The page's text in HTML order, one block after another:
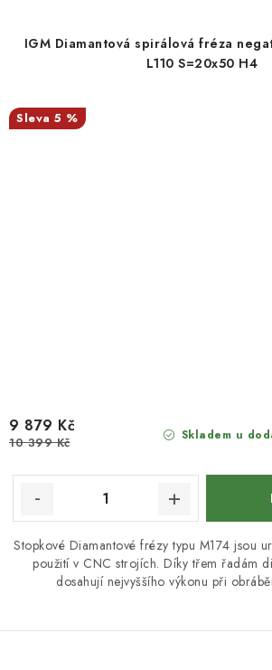
IGM Diamantová spirálová fréza
L110 S=20x50 H4
5 %
Skladem u
9 879 Kč
10 399 Kč
Stopkové Diamantové frézy typu M174 jsou
použití v CNC strojích. Díky třem řadám
dosahují nejvyššího výkonu při